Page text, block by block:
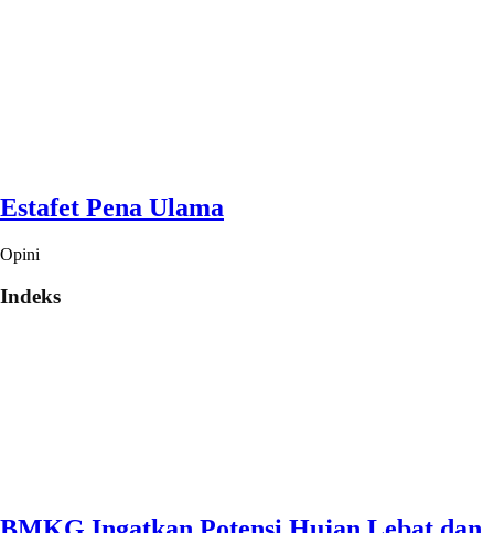
Estafet Pena Ulama
Opini
Indeks